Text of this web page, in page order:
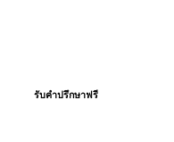
รับคำปรึกษาฟรี